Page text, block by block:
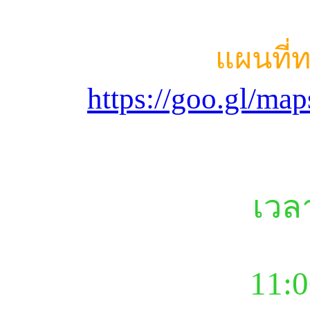
แผนที่
https://goo.gl/
เว